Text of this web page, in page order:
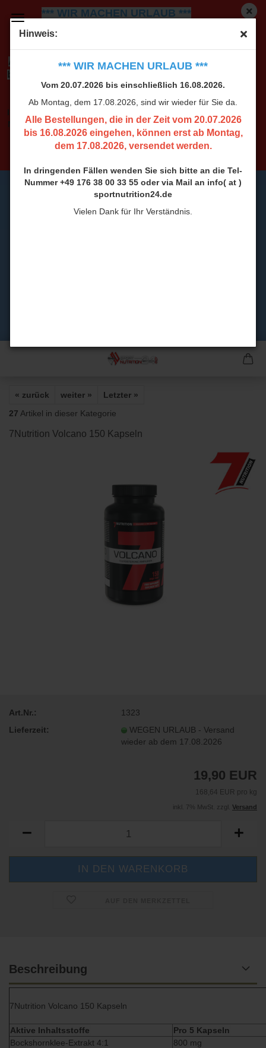
Hinweis:
*** WIR MACHEN URLAUB ***
Vom 20.07.2026 bis einschließlich 16.08.2026.
Ab Montag, dem 17.08.2026, sind wir wieder für Sie da.
Alle Bestellungen, die in der Zeit vom 20.07.2026
bis 16.08.2026 eingehen, können erst ab Montag,
dem 17.08.2026, versendet werden.
In dringenden Fällen wenden Sie sich bitte an die Tel-
Nummer +49 176 38 00 33 55 oder via Mail an info( at )
sportnutrition24.de
Vielen Dank für Ihr Verständnis.
*** WIR MACHEN URLAUB ***
Vom 20.07.2026 bis einschließlich 16.08.2026.
Alle Bestellungen, die in der Zeit vom 20.07.2026
dem 17.08.2026, versendet werden.
In dringenden Fällen wenden Sie sich bitte an die Tel-
Nummer +49 176 38 00 33 55 oder via Mail an info( at )
sportnutrition24.de
Vielen Dank für Ihr Verständnis.
« zurück weiter »
Letzter »
27 Artikel in dieser Kategorie
7Nutrition Volcano 150 Kapseln
Art.Nr.:
1323
Lieferzeit:
WEGEN URLAUB - Versand
wieder ab dem 17.08.2026
19,90 EUR
168,64 EUR pro kg
inkl. 7% MwSt. zzgl. Versand
Beschreibung
7Nutrition Volcano 150 Kapseln
Aktive Inhaltsstoffe
Pro 5 Kapseln
Bockshornklee-Extrakt 4:1
800 mg